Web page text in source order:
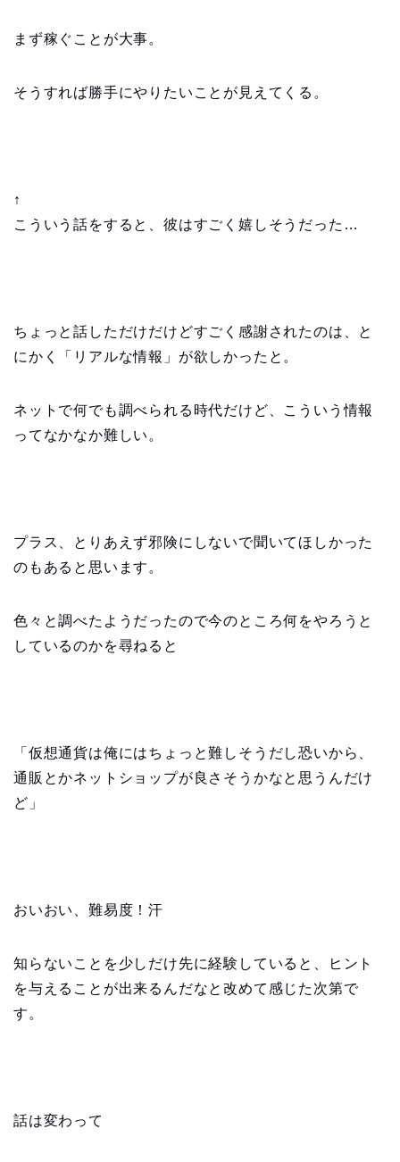
まず稼ぐことが大事。
そうすれば勝手にやりたいことが見えてくる。
↑
こういう話をすると、彼はすごく嬉しそうだった…
ちょっと話しただけだけどすごく感謝されたのは、と
にかく「リアルな情報」が欲しかったと。
ネットで何でも調べられる時代だけど、こういう情報
ってなかなか難しい。
プラス、とりあえず邪険にしないで聞いてほしかった
のもあると思います。
色々と調べたようだったので今のところ何をやろうと
しているのかを尋ねると
「仮想通貨は俺にはちょっと難しそうだし恐いから、
通販とかネットショップが良さそうかなと思うんだけ
ど」
おいおい、難易度！汗
知らないことを少しだけ先に経験していると、ヒント
を与えることが出来るんだなと改めて感じた次第で
す。
話は変わって